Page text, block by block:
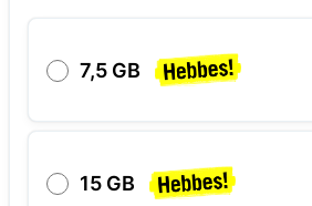
7,5 GB
15 GB